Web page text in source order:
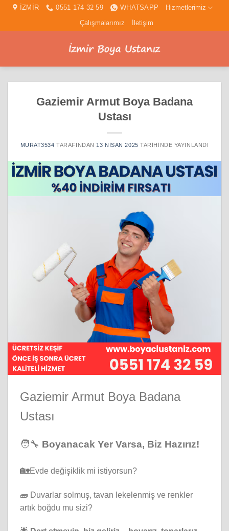
İçeriğeİZMİR 0551 174 32 59 WHATSAPP
Hizmetlerimiz
Çalışmalarımız
İletişim
Gaziemir Armut Boya Badana
Ustası
MURAT3534 TARAFINDAN 13 NISAN 2025 TARIHINDE YAYINLANDI
Gaziemir Armut Boya Badana
Ustası
🧑‍🔧 Boyanacak Yer Varsa, Biz Hazırız!
🏡Evde değişiklik mi istiyorsun?
🧱 Duvarlar solmuş, tavan lekelenmiş ve renkler
artık boğdu mu sizi?